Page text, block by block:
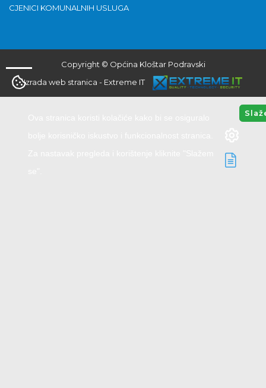
CJENICI KOMUNALNIH USLUGA
Copyright © Općina Kloštar Podravski
Izrada web stranica - Extreme IT